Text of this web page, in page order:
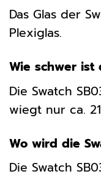
Das Glas der
Plexiglas.
Wie schwer ist
Die Swatch
wiegt nur ca.
Wo wird die
Die Swatch